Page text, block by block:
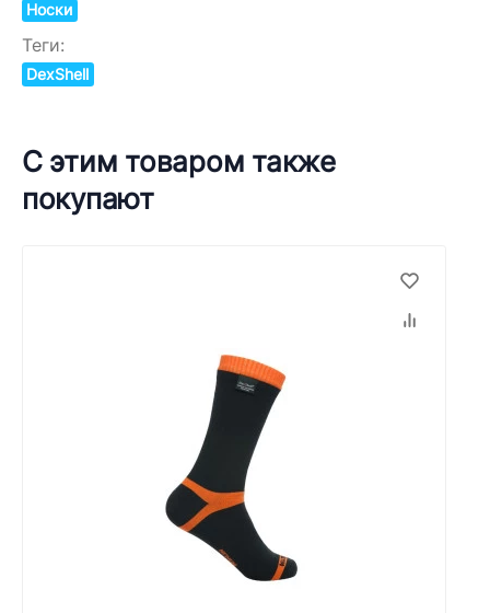
Носки
Теги:
DexShell
С этим товаром также
покупают